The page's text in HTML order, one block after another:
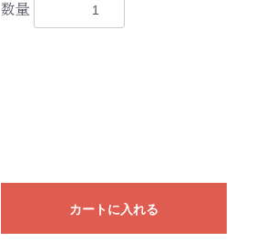
数量
カートに入れる